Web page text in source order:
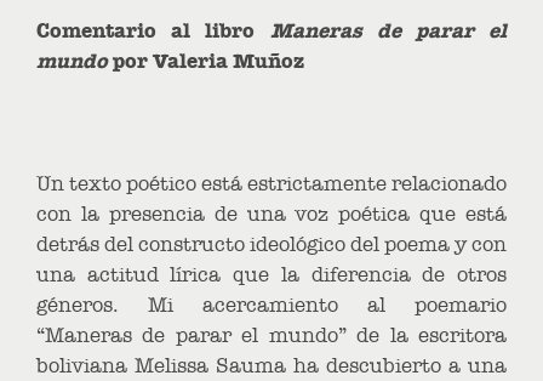
Comentario al libro Maneras de parar el
mundopor Valeria Muñoz
Un texto poético está estrictamente relacionado
con la presencia de una voz poética que está
detrás del constructo ideológico del poema y con
una actitud lírica que la diferencia de otros
géneros. Mi acercamiento al poemario
“Maneras de parar el mundo” de la escritora
boliviana Melissa Sauma ha descubierto a una